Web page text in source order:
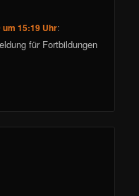
um 15:19 Uhr:
für Fortbildungen